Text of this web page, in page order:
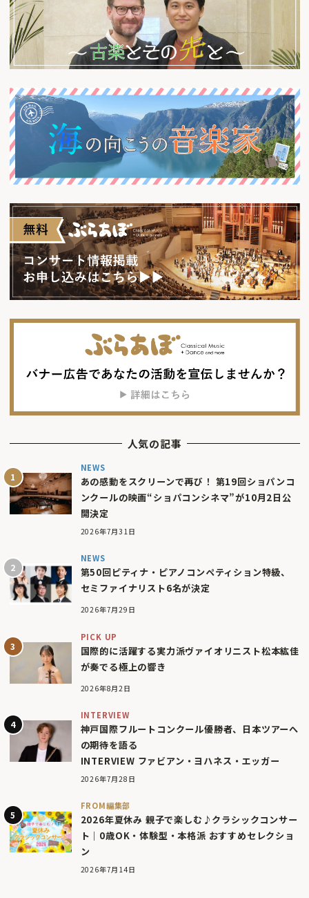
人気の記事
NEWS
あの感動をスクリーンで再び！ 第19回ショパンコ
ンクールの映画“ショパコンシネマ”が10月2日公
開決定
2026年7月31日
NEWS
第50回ピティナ・ピアノコンペティション特級、
セミファイナリスト6名が決定
2026年7月29日
PICK UP
国際的に活躍する実力派ヴァイオリニスト松本紘佳
が奏でる極上の響き
2026年8月2日
INTERVIEW
神戸国際フルートコンクール優勝者、日本ツアーへ
の期待を語る
INTERVIEW ファビアン・ヨハネス・エッガー
2026年7月28日
FROM編集部
2026年夏休み 親子で楽しむ♪クラシックコンサー
ト｜0歳OK・体験型・本格派 おすすめセレクショ
ン
2026年7月14日